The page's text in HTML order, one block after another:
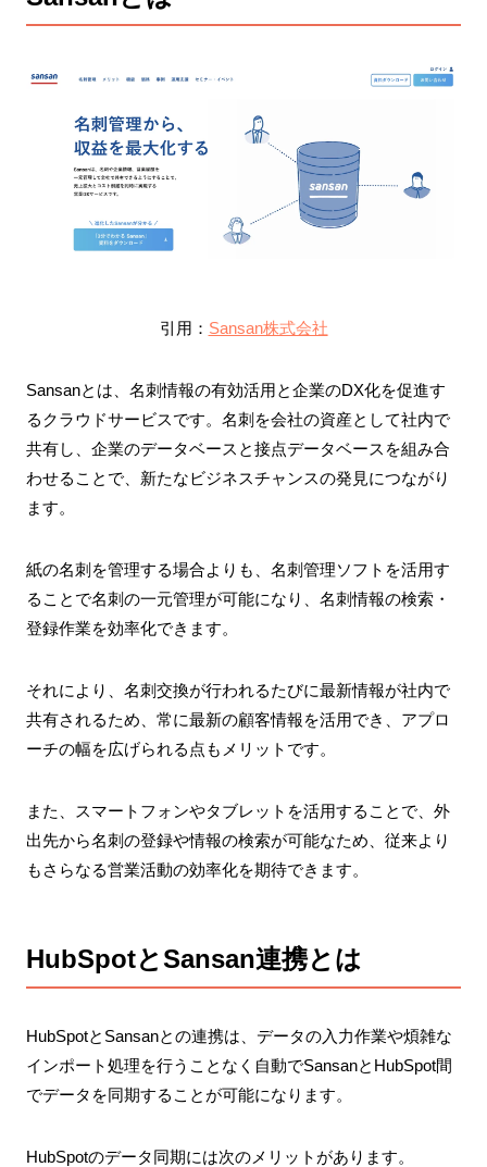
引用： Sansan株式会社
Sansanとは、名刺情報の有効活用と企業のDX化を促進す
るクラウドサービスです。名刺を会社の資産として社内で
共有し、企業のデータベースと接点データベースを組み合
わせることで、新たなビジネスチャンスの発見につながり
ます。
紙の名刺を管理する場合よりも、名刺管理ソフトを活用す
ることで名刺の一元管理が可能になり、名刺情報の検索・
登録作業を効率化できます。
それにより、名刺交換が行われるたびに最新情報が社内で
共有されるため、常に最新の顧客情報を活用でき、アプロ
ーチの幅を広げられる点もメリットです。
また、スマートフォンやタブレットを活用することで、外
出先から名刺の登録や情報の検索が可能なため、従来より
もさらなる営業活動の効率化を期待できます。
HubSpotとSansan連携とは
HubSpotとSansanとの連携は、データの入力作業や煩雑な
インポート処理を行うことなく自動でSansanとHubSpot間
でデータを同期することが可能になります。
HubSpotのデータ同期には次のメリットがあります。